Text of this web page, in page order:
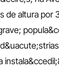
de altura por